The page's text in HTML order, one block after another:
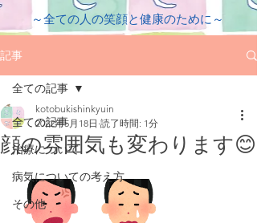
​～全ての人の笑顔と健康のために～
記事
全ての記事
治療について
病気についての考え方
その他
全ての記事
顔の雰囲気も変わります😊
kotobukishinkyuin
2022年5月18日 読了時間: 1分